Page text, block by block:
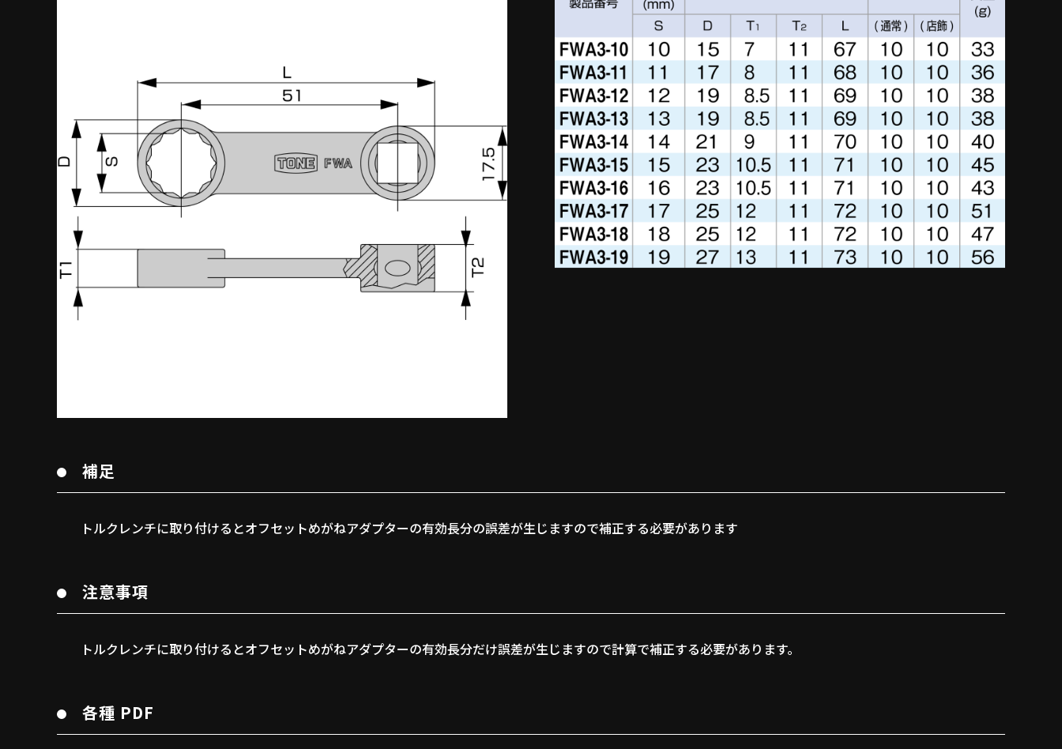
補足
トルクレンチに取り付けるとオフセットめがねアダプターの有効長分の誤差が生じますので補正する必要があります
注意事項
トルクレンチに取り付けるとオフセットめがねアダプターの有効長分だけ誤差が生じますので計算で補正する必要があります。
各種 PDF